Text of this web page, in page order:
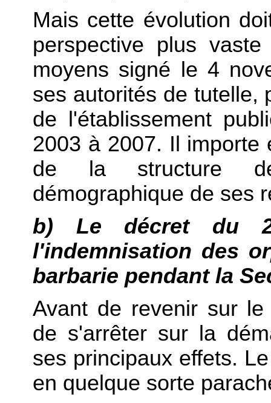
Mais cette évolution
perspective plus
moyens signé le 4
ses autorités de tutelle,
de l'établissement
2003 à 2007. Il importe
de la structure
démographique de ses
b) Le décret du
l'indemnisation des
barbarie pendant la
Avant de revenir sur
de s'arrêter sur la
ses principaux effets.
en quelque sorte